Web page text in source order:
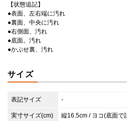
【状態追記】
●表面、左右端に汚れ
●裏面、中央に汚れ
●右側面、汚れ
●底面。汚れ
●かぶせ裏、汚れ
サイズ
表記サイズ -
実寸サイズ(cm)
縦16.5cm / ヨコ(底面で